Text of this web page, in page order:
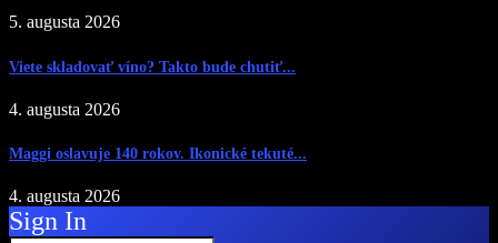
5. augusta 2026
Viete skladovať víno? Takto bude chutiť...
4. augusta 2026
Maggi oslavuje 140 rokov. Ikonické tekuté...
4. augusta 2026
Sign In